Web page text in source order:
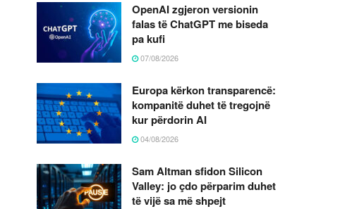
OpenAI zgjeron versionin
falas të ChatGPT me biseda
pa kufi
07/08/2026
Europa kërkon transparencë:
kompanitë duhet të tregojnë
kur përdorin AI
04/08/2026
Sam Altman sfidon Silicon
Valley: jo çdo përparim duhet
të vijë sa më shpejt